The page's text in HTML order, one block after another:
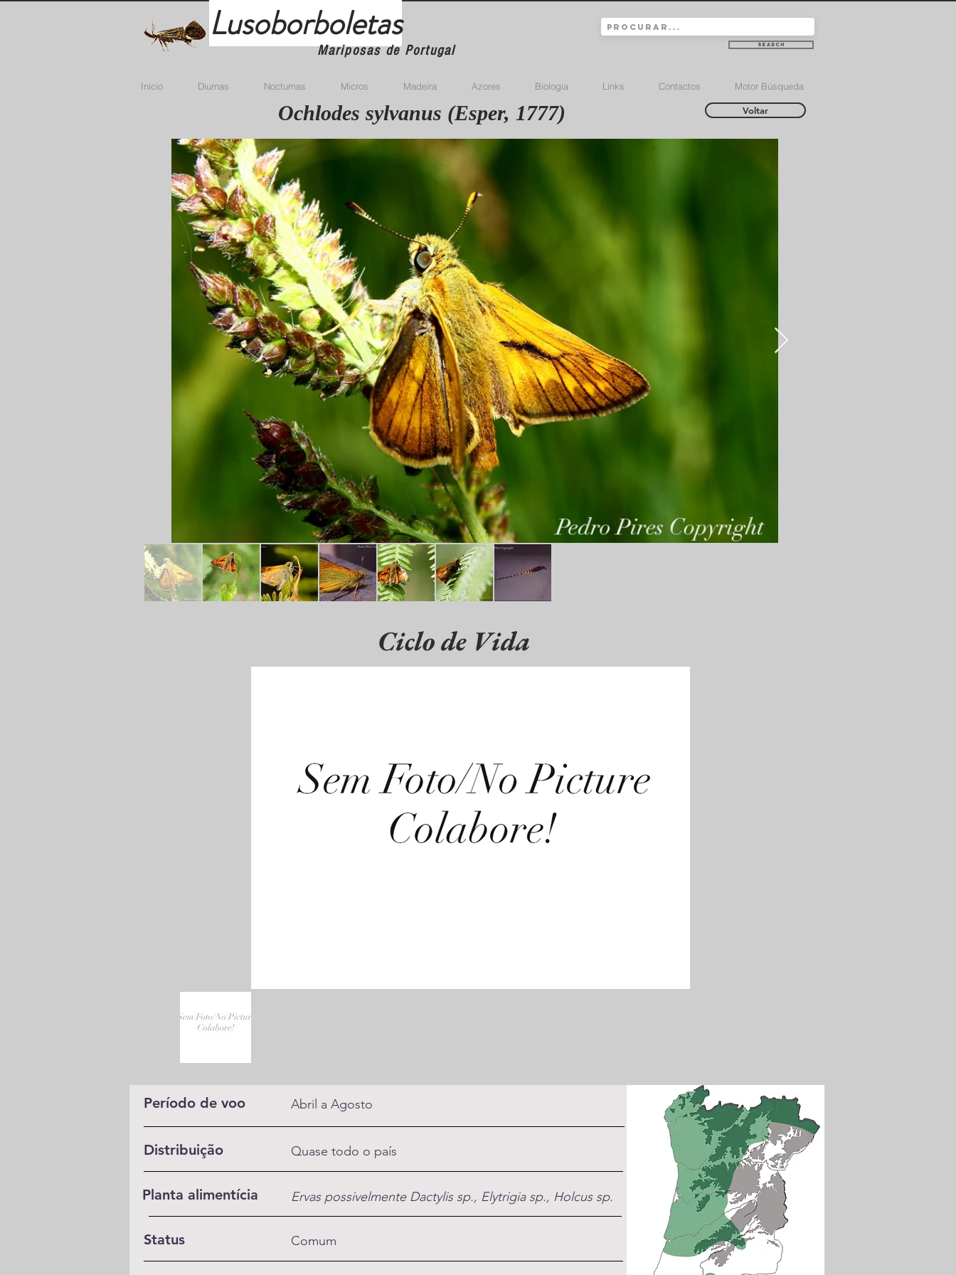
Lusoborboletas
Mariposas de Portugal Search
Início Diurnas Nocturnas Micros Madeira Azores Biologia Links Contactos Motor Búsqueda
Ochlodes sylvanus (Esper, 1777) Voltar
Ciclo de Vida
Período de voo Abril a Agosto
Distribuição Quase todo o país
Planta alimentícia Ervas possivelmente Dactylis sp., Elytrigia sp., Holcus sp.
Status Comum